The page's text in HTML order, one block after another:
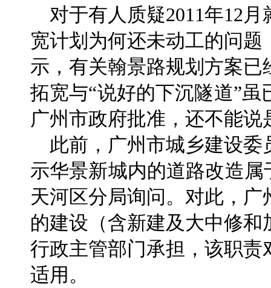
对于有人质疑2011年12月
宽计划为何还未动工的问
示，有关翰景路规划方案
拓宽与“说好的下沉隧道”
广州市政府批准，还不能说
此前，广州市城乡建设委
示华景新城内的道路改造
天河区分局询问。对此，
的建设（含新建及大中修
行政主管部门承担，该职
适用。